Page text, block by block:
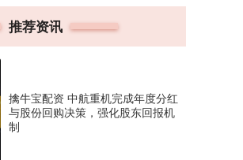
推荐资讯
擒牛宝配资 中航重机完成年度分红
与股份回购决策，强化股东回报机
制